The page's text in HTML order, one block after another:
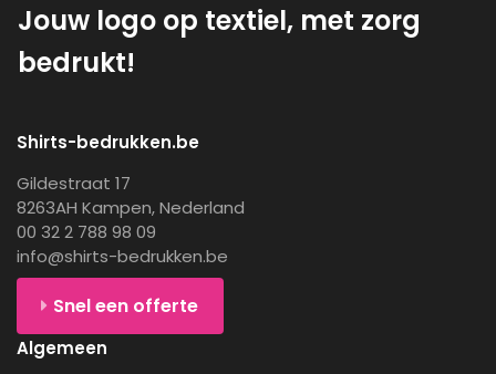
Jouw logo op textiel, met zorg
bedrukt!
Shirts-bedrukken.be
Gildestraat 17
8263AH Kampen, Nederland
00 32 2 788 98 09
info@shirts-bedrukken.be
Snel een offerte
Algemeen